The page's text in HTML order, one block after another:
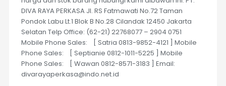
DIVA RAYA PERKASA Jl. RS Fatmawati No.72 Taman
Pondok Labu Lt.1 Blok B No.28 Cilandak 12450 Jakarta
Selatan Telp Office: (62-21) 22768077 – 2904 0751
Mobile Phone Sales: [ Satria 0813-9852-4121 ] Mobile
Phone Sales: [ Septianie 0812-1011-5225 ] Mobile
Phone Sales: [ Wawan 0812-8571-3183 ] Email:
divarayaperkasa@indo.net.id